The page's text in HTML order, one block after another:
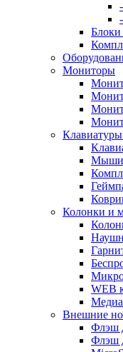
Блоки
Мониторы
Клавиатуры
Мыши
Колонки и
WEB
Внешние
Флэш
Флэш